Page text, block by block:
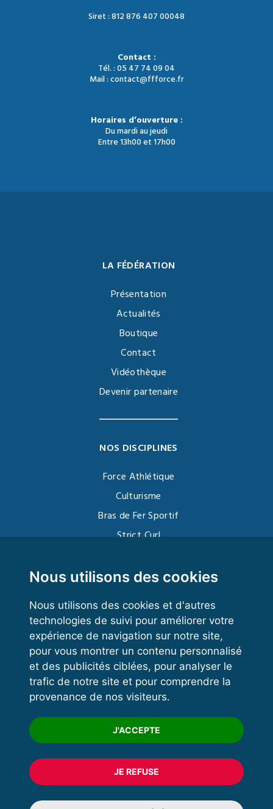
Nous utilisons des cookies
Nous utilisons des cookies et d'autres
technologies de suivi pour améliorer votre
expérience de navigation sur notre site,
pour vous montrer un contenu personnalisé
et des publicités ciblées, pour analyser le
trafic de notre site et pour comprendre la
provenance de nos visiteurs.
J'ACCEPTE
JE REFUSE
Siret : 812 876 407 00048
Contact :
Tél. : 05 47 74 09 04
Mail : contact@ffforce.fr
Horaires d’ouverture :
Du mardi au jeudi
Entre 13h00 et 17h00
LA FÉDÉRATION
Présentation
Actualités
Boutique
Contact
Vidéothèque
Devenir partenaire
NOS DISCIPLINES
Force Athlétique
Culturisme
Bras de Fer Sportif
Strict Curl
Kettlebell
VOS ESPACES
Espace dirigeant
Espace licencié
Trouver un club
Formation
© 2020 FFFORCE Tous droits réservés
Mentions légales